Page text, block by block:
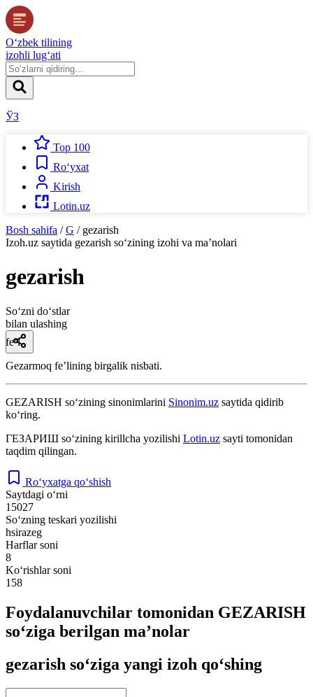
O‘zbek tilining
izohli lug‘ati
ЎЗ
Top 100
Ro‘yxat
Kirish
Lotin.uz
Bosh sahifa / G / gezarish
Izoh.uz saytida gezarish so‘zining izohi va ma’nolari
gezarish
So‘zni do‘stlar
bilan ulashing
fe’l
Gezarmoq feʼlining birgalik nisbati.
GEZARISH so‘zining sinonimlarini Sinonim.uz saytida qidirib
ko‘ring.
ГЕЗАРИШ so‘zining kirillcha yozilishi Lotin.uz sayti tomonidan
taqdim qilingan.
Ro‘yxatga qo‘shish
Saytdagi o‘rni
15027
So‘zning teskari yozilishi
hsirazeg
Harflar soni
8
Ko‘rishlar soni
158
Foydalanuvchilar tomonidan GEZARISH
so‘ziga berilgan ma’nolar
gezarish so‘ziga yangi izoh qo‘shing